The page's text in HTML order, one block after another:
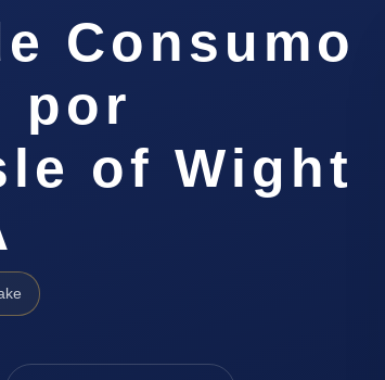
Consumo
por
of Wight